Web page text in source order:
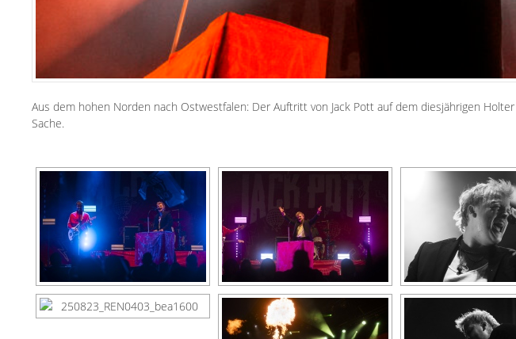
Aus dem hohen Norden nach Ostwestfalen: Der Auftritt von Jack Pott auf dem diesjährigen
Sache.